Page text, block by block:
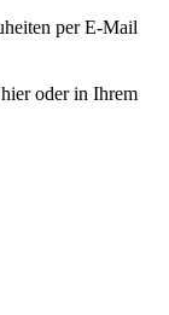
per E-Mail
oder in Ihrem